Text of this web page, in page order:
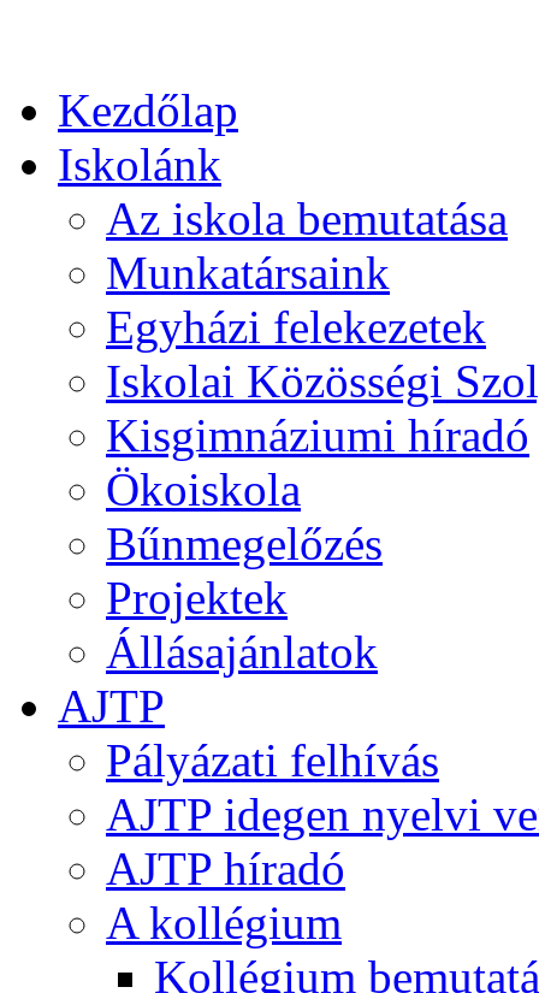
Kezdőlap
Iskolánk
Az iskola bemutatása
Munkatársaink
Egyházi felekezetek
Iskolai Közösségi
Kisgimnáziumi híradó
Ökoiskola
Bűnmegelőzés
Projektek
Állásajánlatok
AJTP
Pályázati felhívás
AJTP idegen nyelvi
AJTP híradó
A kollégium
Kollégium